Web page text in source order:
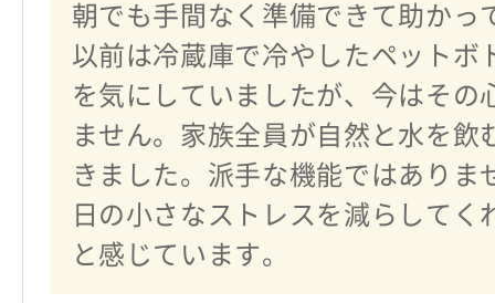
朝でも手間なく準備できて助かっ
以前は冷蔵庫で冷やしたペットボ
を気にしていましたが、今はその
ません。家族全員が自然と水を飲
きました。派手な機能ではありま
日の小さなストレスを減らしてく
と感じています。